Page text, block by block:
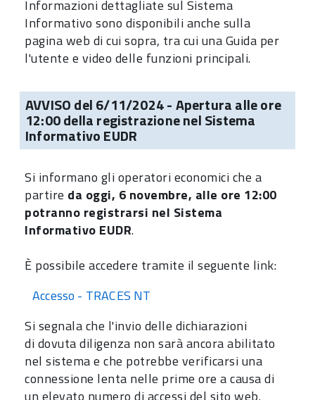
Informazioni dettagliate sul Sistema
Informativo sono disponibili anche sulla
pagina web di cui sopra, tra cui una Guida per
l'utente e video delle funzioni principali.
AVVISO del 6/11/2024 - Apertura alle ore
12:00 della registrazione nel Sistema
Informativo EUDR
Si informano gli operatori economici che a
partire da oggi, 6 novembre, alle ore 12:00
potranno registrarsi nel Sistema
Informativo EUDR.
È possibile accedere tramite il seguente link:
Accesso - TRACES NT
Si segnala che l'invio delle dichiarazioni
di dovuta diligenza non sarà ancora abilitato
nel sistema e che potrebbe verificarsi una
connessione lenta nelle prime ore a causa di
un elevato numero di accessi del sito web.